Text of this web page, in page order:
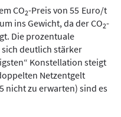
CO2-Preis von 55 Euro/t
ins Gewicht, da der CO2-
Die prozentuale
deutlich stärker
Konstellation steigt
Netzentgelt
nicht zu erwarten) sind es